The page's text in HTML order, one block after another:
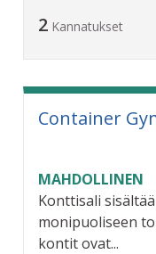
2 Kannatukset
Container
MAHDOLLINEN
Konttisali
monipuoliseen
kontit ovat...